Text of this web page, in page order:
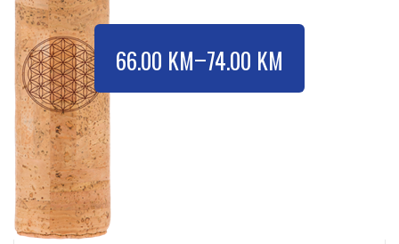
66.00 KM–74.00 KM